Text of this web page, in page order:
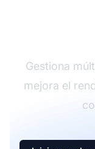
Gestiona
mejora el